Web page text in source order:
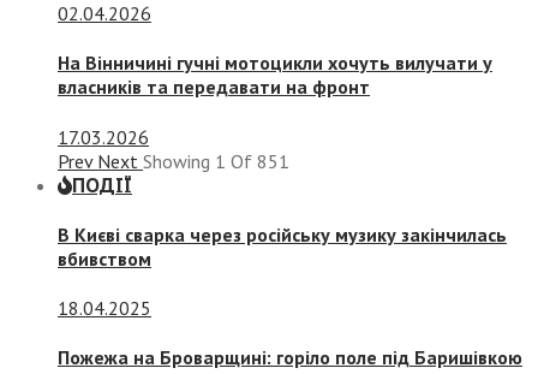
02.04.2026
На Вінничині гучні мотоцикли хочуть вилучати у
власників та передавати на фронт
17.03.2026
Prev Next Showing 1 Of 851
ПОДІЇ
В Києві сварка через російську музику закінчилась
вбивством
18.04.2025
Пожежа на Броварщині: горіло поле під Баришівкою